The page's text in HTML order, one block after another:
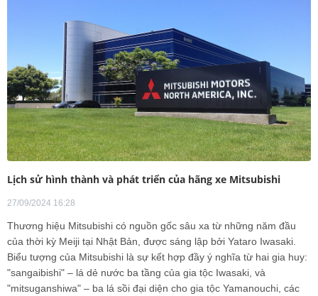
Lịch sử hình thành và phát triển của hãng xe Mitsubishi
27/09/2024 16:28
Thương hiệu Mitsubishi có nguồn gốc sâu xa từ những năm đầu
của thời kỳ Meiji tại Nhật Bản, được sáng lập bởi Yataro Iwasaki.
Biểu tượng của Mitsubishi là sự kết hợp đầy ý nghĩa từ hai gia huy:
"sangaibishi" – lá dẻ nước ba tầng của gia tộc Iwasaki, và
"mitsuganshiwa" – ba lá sồi đại diện cho gia tộc Yamanouchi, các